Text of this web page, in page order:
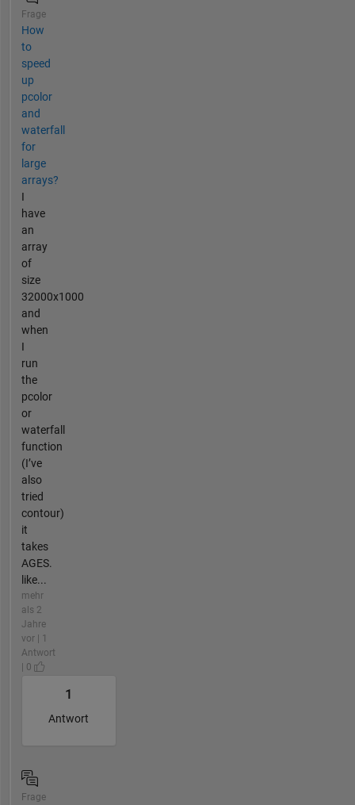
Frage
How
to
speed
up
pcolor
and
waterfall
for
large
arrays?
I
have
an
array
of
size
32000x1000
and
when
I
run
the
pcolor
or
waterfall
function
(I’ve
also
tried
contour)
it
takes
AGES.
like...
mehr
als 2
Jahre
vor | 1
Antwort
| 0
1
Antwort
Frage